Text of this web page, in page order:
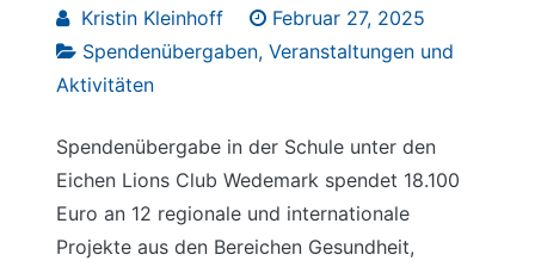
Kristin Kleinhoff
Februar 27, 2025
Spendenübergaben, Veranstaltungen und
Aktivitäten
Spendenübergabe in der Schule unter den
Eichen Lions Club Wedemark spendet 18.100
Euro an 12 regionale und internationale
Projekte aus den Bereichen Gesundheit,